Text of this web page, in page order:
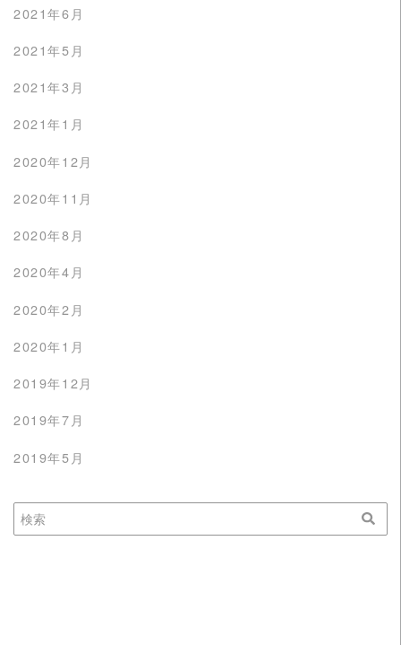
2021年6月
2021年5月
2021年3月
2021年1月
2020年12月
2020年11月
2020年8月
2020年4月
2020年2月
2020年1月
2019年12月
2019年7月
2019年5月